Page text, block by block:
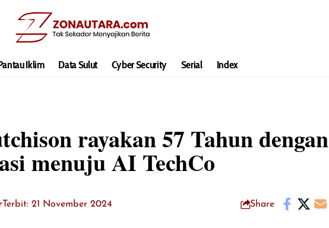
Iklim Data Sulut Cyber Security Serial Index
rayakan 57 Tahun dengan
menuju AI TechCo
Terbit: 21 November 2024 Share